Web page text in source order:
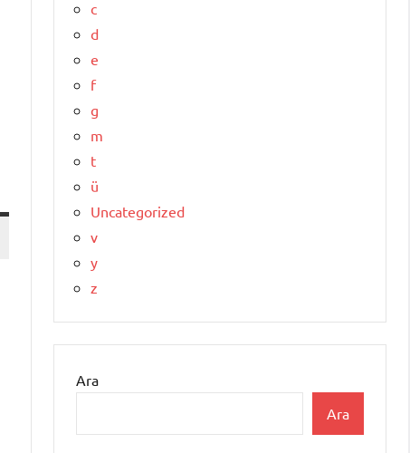
c
d
e
f
g
m
t
ü
Uncategorized
v
y
z
Ara
Ara